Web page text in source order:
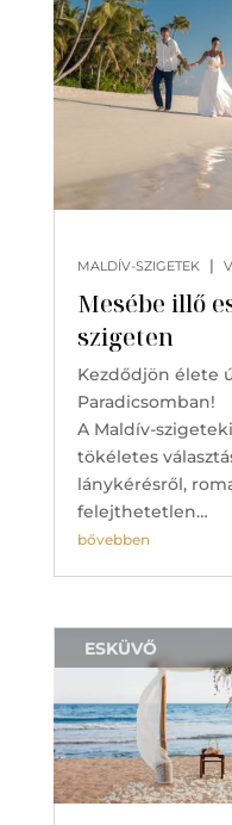
Mesébe illő
szigeten
MALDÍV-SZIGETEK |
Kezdődjön élete
Paradicsomban!
A Maldív-
tökéletes
lánykérésről,
felejthetetlen…
bővebben
ESKÜVŐ